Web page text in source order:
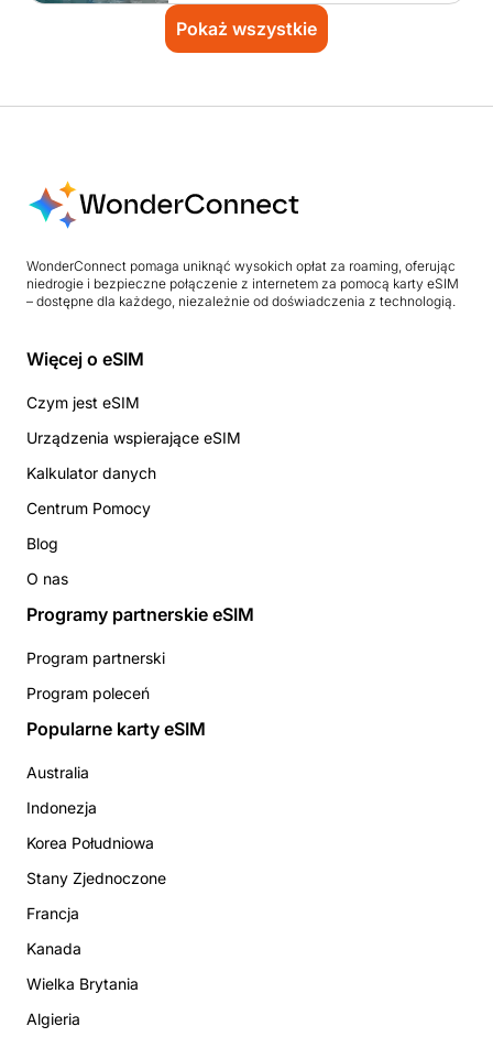
Pokaż wszystkie
WonderConnect pomaga uniknąć wysokich opłat za roaming, oferując
niedrogie i bezpieczne połączenie z internetem za pomocą karty eSIM
– dostępne dla każdego, niezależnie od doświadczenia z technologią.
Więcej o eSIM
Czym jest eSIM
Urządzenia wspierające eSIM
Kalkulator danych
Centrum Pomocy
Blog
O nas
Programy partnerskie eSIM
Program partnerski
Program poleceń
Popularne karty eSIM
Australia
Indonezja
Korea Południowa
Stany Zjednoczone
Francja
Kanada
Wielka Brytania
Algieria